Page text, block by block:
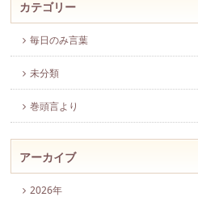
カテゴリー
毎日のみ言葉
未分類
巻頭言より
アーカイブ
2026年